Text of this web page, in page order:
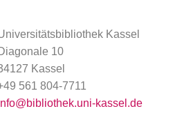
Kassel
10
Kassel
561 804-7711
kassel.de